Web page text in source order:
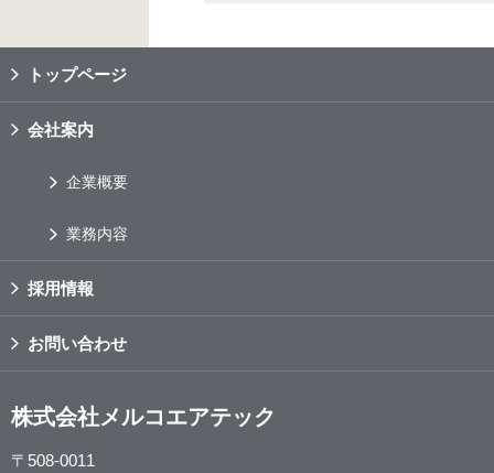
トップページ
会社案内
企業概要
業務内容
採用情報
お問い合わせ
株式会社メルコエアテック
〒508-0011